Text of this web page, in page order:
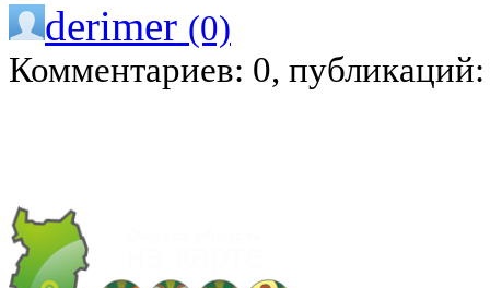
derimer (0)
Комментариев: 0,